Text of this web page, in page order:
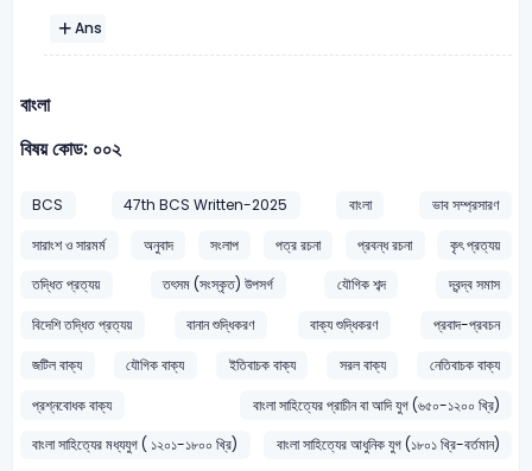
Ans
বাংলা
বিষয় কোড: ০০২
BCS 47th BCS Written-2025 বাংলা
ভাব সম্প্রসারণ
সারাংশ ও সারমর্ম
অনুবাদ সংলাপ পত্র রচনা প্রবন্ধ রচনা
কৃৎ প্রত্যয়
তদ্ধিত প্রত্যয়
তৎসম (সংস্কৃত) উপসর্গ যৌগিক শব্দ
দ্বন্দ্ব সমাস
বিদেশি তদ্ধিত প্রত্যয়
বানান শুদ্ধিকরণ বাক্য শুদ্ধিকরণ
প্রবাদ-প্রবচন
জটিল বাক্য
যৌগিক বাক্য ইতিবাচক বাক্য সরল বাক্য
নেতিবাচক বাক্য
প্রশ্নবোধক বাক্য
বাংলা সাহিত্যের প্রাচীন বা আদি যুগ (৬৫০-১২০০ খ্রি)
বাংলা সাহিত্যের মধ্যযুগ ( ১২০১-১৮০০ খ্রি)
বাংলা সাহিত্যের আধুনিক যুগ (১৮০১ খ্রি-বর্তমান)